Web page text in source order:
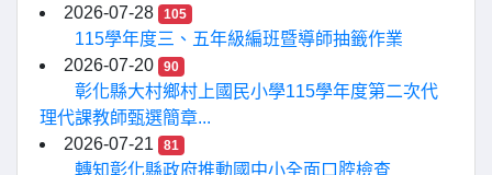
2026-07-28
105
115學年度三、五年級編班暨導師抽籤作業
2026-07-20
90
彰化縣大村鄉村上國民小學115學年度第二次代
理代課教師甄選簡章...
2026-07-21
81
轉知彰化縣政府推動國中小全面口腔檢查